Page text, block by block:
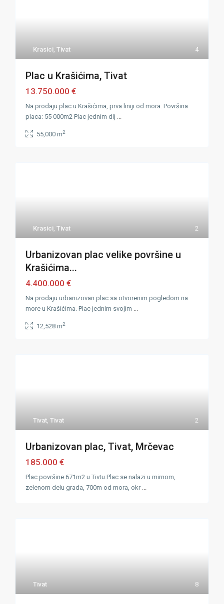
4
Krasici,Tivat
Plac u Krašićima, Tivat
13.750.000 €
Na prodaju plac u Krašićima, prva liniji od mora. Površina
placa: 55 000m2 Plac jednim dij ...
55,000 m2
2
Krasici,Tivat
Urbanizovan plac velike površine u
Krašićima...
4.400.000 €
Na prodaju urbanizovan plac sa otvorenim pogledom na
more u Krašićima. Plac jednim svojim ...
12,528 m2
2
Tivat,Tivat
Urbanizovan plac, Tivat, Mrčevac
185.000 €
Plac površine 671m2 u Tivtu.Plac se nalazi u mirnom,
zelenom delu grada, 700m od mora, okr ...
8
Tivat